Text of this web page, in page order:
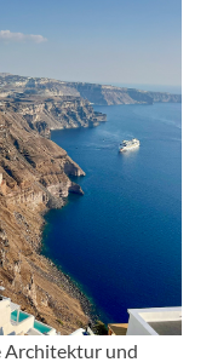
Architektur und